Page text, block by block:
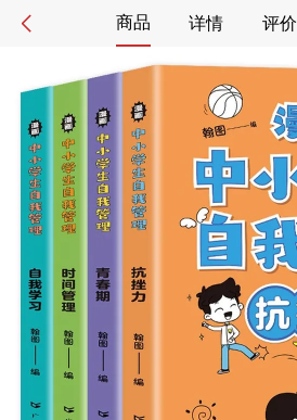
商品 详情 评价